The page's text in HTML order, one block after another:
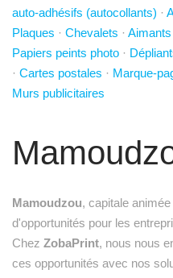
auto-adhésifs (autocollants) ·
Plaques · Chevalets · Aimants
Papiers peints photo ·
· Cartes postales · Marque-
Murs publicitaires
Mamoudzou, capitale
d'opportunités pour les
Chez ZobaPrint, nous nous
ces opportunités avec nos